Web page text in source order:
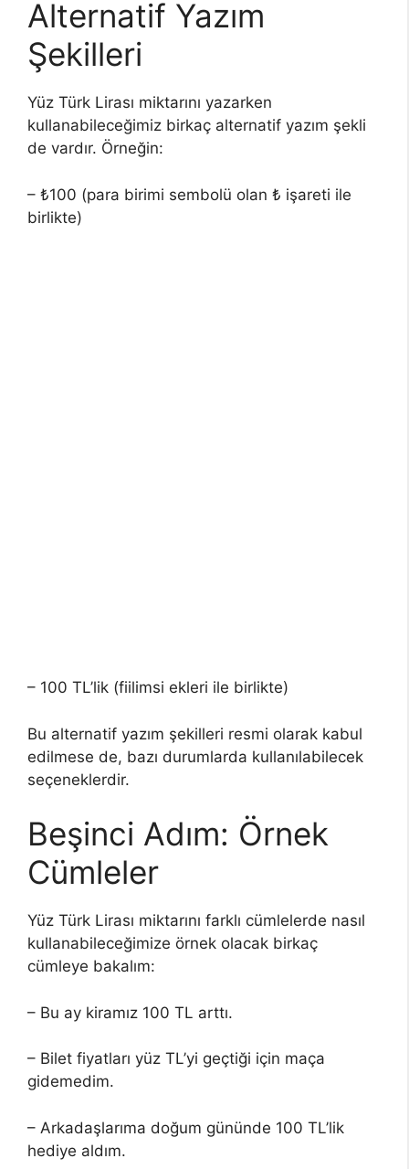
Alternatif Yazım
Şekilleri
Yüz Türk Lirası miktarını yazarken
kullanabileceğimiz birkaç alternatif yazım şekli
de vardır. Örneğin:
– ₺100 (para birimi sembolü olan ₺ işareti ile
birlikte)
– 100 TL’lik (fiilimsi ekleri ile birlikte)
Bu alternatif yazım şekilleri resmi olarak kabul
edilmese de, bazı durumlarda kullanılabilecek
seçeneklerdir.
Beşinci Adım: Örnek
Cümleler
Yüz Türk Lirası miktarını farklı cümlelerde nasıl
kullanabileceğimize örnek olacak birkaç
cümleye bakalım:
– Bu ay kiramız 100 TL arttı.
– Bilet fiyatları yüz TL’yi geçtiği için maça
gidemedim.
– Arkadaşlarıma doğum gününde 100 TL’lik
hediye aldım.